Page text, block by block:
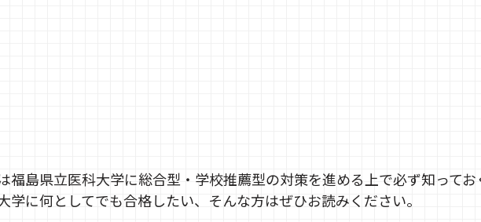
福島県立医科大学に総合型・学校推薦型の対策を進める上で必ず知って
学に何としてでも合格したい、そんな方はぜひお読みください。